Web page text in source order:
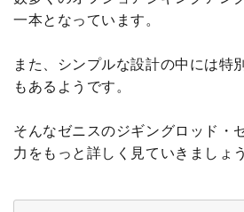
一本となっています。
また、シンプルな設計の中には特
もあるようです。
そんなゼニスのジギングロッド・
力をもっと詳しく見ていきましょう